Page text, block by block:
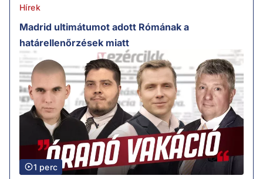
Hírek
Madrid ultimátumot adott Rómának a
határellenőrzések miatt
1 perc